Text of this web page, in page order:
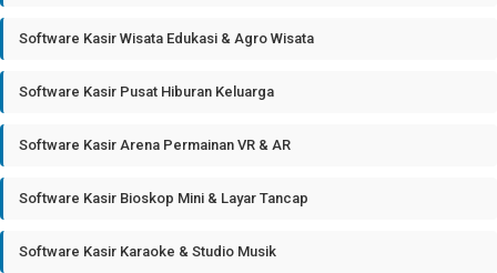
Software Kasir Wisata Edukasi & Agro Wisata
Software Kasir Pusat Hiburan Keluarga
Software Kasir Arena Permainan VR & AR
Software Kasir Bioskop Mini & Layar Tancap
Software Kasir Karaoke & Studio Musik